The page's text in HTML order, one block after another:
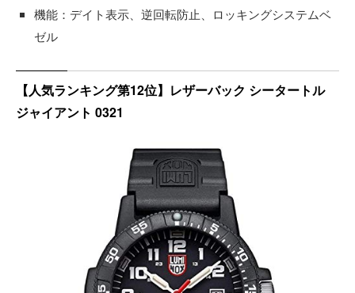
機能：デイト表示、逆回転防止、ロッキングシステムベ
ゼル
【人気ランキング第12位】レザーバック シータートル
ジャイアント 0321